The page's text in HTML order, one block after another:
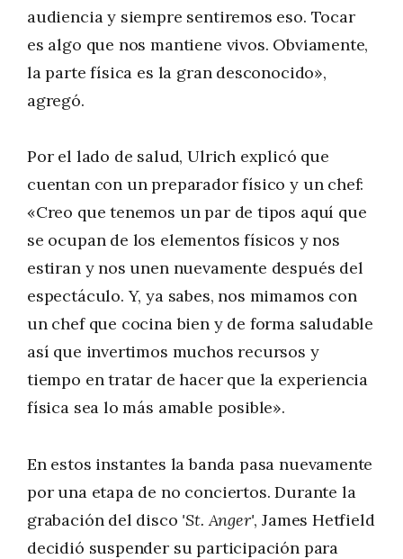
audiencia y siempre sentiremos eso. Tocar
es algo que nos mantiene vivos. Obviamente,
la parte física es la gran desconocido»,
agregó.
Por el lado de salud, Ulrich explicó que
cuentan con un preparador físico y un chef:
«Creo que tenemos un par de tipos aquí que
se ocupan de los elementos físicos y nos
estiran y nos unen nuevamente después del
espectáculo. Y, ya sabes, nos mimamos con
un chef que cocina bien y de forma saludable
así que invertimos muchos recursos y
tiempo en tratar de hacer que la experiencia
física sea lo más amable posible».
En estos instantes la banda pasa nuevamente
por una etapa de no conciertos. Durante la
grabación del disco 'St. Anger', James Hetfield
decidió suspender su participación para